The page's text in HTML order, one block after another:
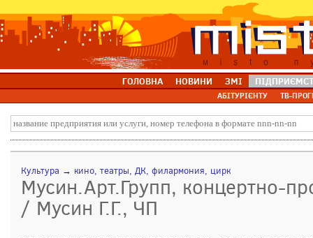
ГОЛОВНА НОВИНИ ЗМІ
АБІТУРІЄНТУ ТВ-
Культура → кино, театры, ДК, филармония, цирк
Мусин.Арт.Групп, концертно-
/ Мусин Г.Г., ЧП